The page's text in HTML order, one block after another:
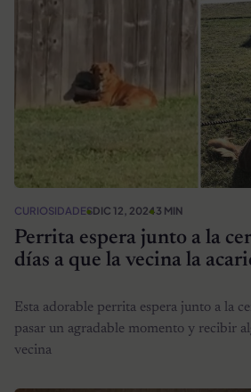
CURIOSIDADESDIC 12, 20243 MIN
Perrita espera junto a la
días a que la vecina la
Esta adorable perrita espera junto a la
pasar un agradable momento y recibir
vecina